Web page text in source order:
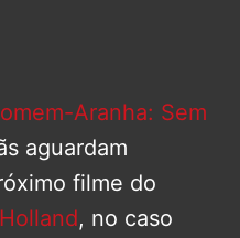
Aranha: Sem
aguardam
filme do
, no caso